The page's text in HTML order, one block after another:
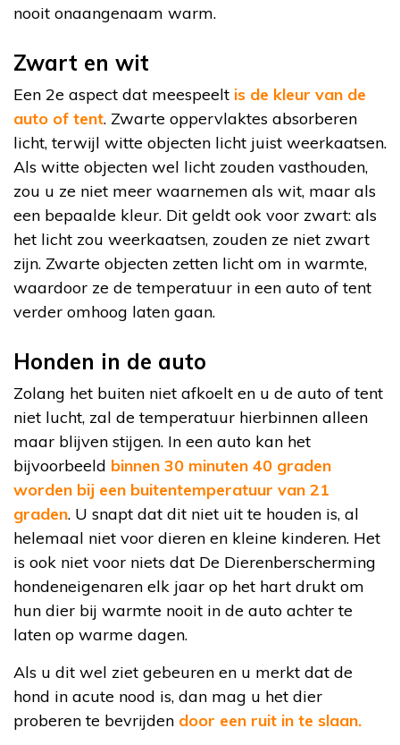
nooit onaangenaam warm.
Zwart en wit
Een 2e aspect dat meespeelt is de kleur van de
auto of tent. Zwarte oppervlaktes absorberen
licht, terwijl witte objecten licht juist weerkaatsen.
Als witte objecten wel licht zouden vasthouden,
zou u ze niet meer waarnemen als wit, maar als
een bepaalde kleur. Dit geldt ook voor zwart: als
het licht zou weerkaatsen, zouden ze niet zwart
zijn. Zwarte objecten zetten licht om in warmte,
waardoor ze de temperatuur in een auto of tent
verder omhoog laten gaan.
Honden in de auto
Zolang het buiten niet afkoelt en u de auto of tent
niet lucht, zal de temperatuur hierbinnen alleen
maar blijven stijgen. In een auto kan het
bijvoorbeeld binnen 30 minuten 40 graden
worden bij een buitentemperatuur van 21
graden. U snapt dat dit niet uit te houden is, al
helemaal niet voor dieren en kleine kinderen. Het
is ook niet voor niets dat De Dierenberscherming
hondeneigenaren elk jaar op het hart drukt om
hun dier bij warmte nooit in de auto achter te
laten op warme dagen.
Als u dit wel ziet gebeuren en u merkt dat de
hond in acute nood is, dan mag u het dier
proberen te bevrijden door een ruit in te slaan.